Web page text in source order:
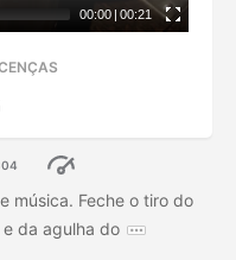
00:00 | 00:21
música. Feche o tiro do
da agulha do